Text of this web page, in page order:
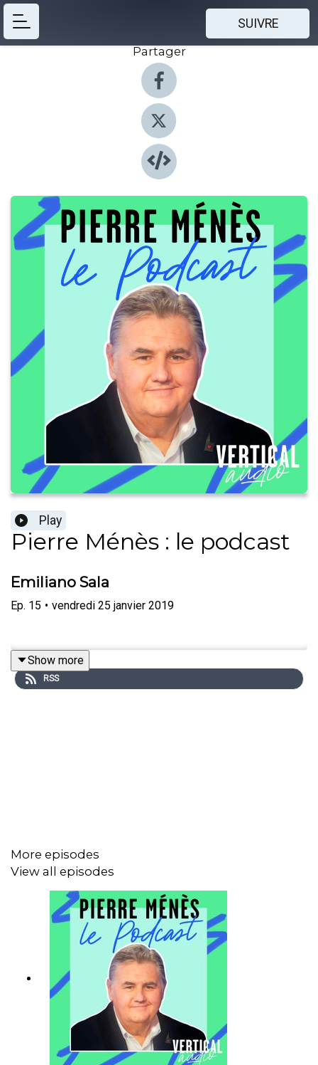
SUIVRE
Partager
Play
Pierre Ménès : le podcast
Emiliano Sala
Ep. 15 • vendredi 25 janvier 2019
Show more
RSS
More episodes
View all episodes